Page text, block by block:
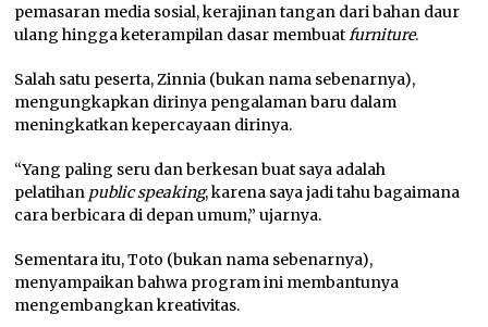
pemasaran media sosial, kerajinan tangan dari bahan daur
ulang hingga keterampilan dasar membuatfurniture.
Salah satu peserta, Zinnia (bukan nama sebenarnya),
mengungkapkan dirinya pengalaman baru dalam
meningkatkan kepercayaan dirinya.
“Yang paling seru dan berkesan buat saya adalah
pelatihan public speaking, karena saya jadi tahu bagaimana
cara berbicara di depan umum,” ujarnya.
Sementara itu, Toto (bukan nama sebenarnya),
menyampaikan bahwa program ini membantunya
mengembangkan kreativitas.